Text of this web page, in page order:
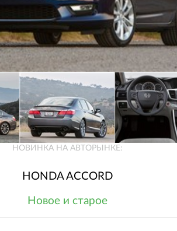
НОВИНКА НА АВТОРЫНКЕ:
HONDA ACCORD
Новое и старое